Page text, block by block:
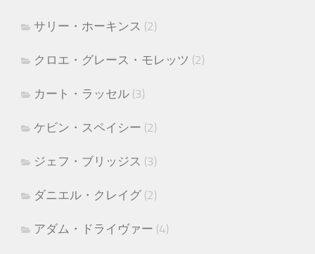
サリー・ホーキンス (2)
クロエ・グレース・モレッツ (2)
カート・ラッセル (3)
ケビン・スペイシー (2)
ジェフ・ブリッジス (3)
ダニエル・クレイグ (2)
アダム・ドライヴァー (4)